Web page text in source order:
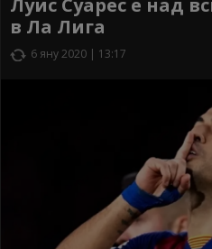
Луис Суарес е над
в Ла Лига
6 яну 2020 | 13:17